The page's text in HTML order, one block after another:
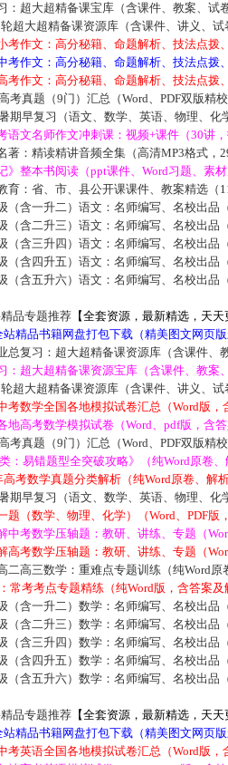
：超大超精备课宝库（含课件、教案、试
超大超精备课资源库（含课件、讲义、试
考作文：高分秘籍、命题解析、技法点拨
考作文：高分秘籍、命题解析、技法点拨
考作文：高分秘籍、命题解析、技法点拨
考真题（9门）汇总（Word、PDF双版精校
期早复习（语文、数学、英语、物理、化
语文名师作文冲刺课：视频+课件（30讲，
著：精读精讲音频全集（高清MP3格式，
》整本书阅读（ppt课件、Word习题、素材
育：省、市、县公开课课件、教案精选（
（含一升二）语文：名师编写、名校出品
（含二升三）语文：名师编写、名校出品
（含三升四）语文：名师编写、名校出品
（含四升五）语文：名师编写、名校出品
（含五升六）语文：名师编写、名校出品
品专题推荐【全套资源，最新精选，天天
精品书籍网盘打包下载（精美图文网页版
总复习：超大超精备课资源库（含课件、
：超大超精备课资源宝库（含课件、教案
超大超精备课资源库（含课件、讲义、试
考数学全国各地模拟试卷汇总（Word版，
地高考数学模拟试卷（Word、pdf版，含答
考真题（9门）汇总（Word、PDF双版精校
：易错题型全突破攻略》（纯Word原卷、
考数学真题分类解析（纯Word原卷、解析
期早复习（语文、数学、英语、物理、化
题（数学、物理、化学）（Word、PDF版
中考数学压轴题：教研、讲练、专题（
高考数学压轴题：教研、讲练、专题（
二高三数学：重难点专题训练（纯Word原
常考考点专题精练（纯Word版，含答案及
（含一升二）数学：名师编写、名校出品
（含二升三）数学：名师编写、名校出品
（含三升四）数学：名师编写、名校出品
（含四升五）数学：名师编写、名校出品
（含五升六）数学：名师编写、名校出品
品专题推荐【全套资源，最新精选，天天
精品书籍网盘打包下载（精美图文网页版
考英语全国各地模拟试卷汇总（Word版，